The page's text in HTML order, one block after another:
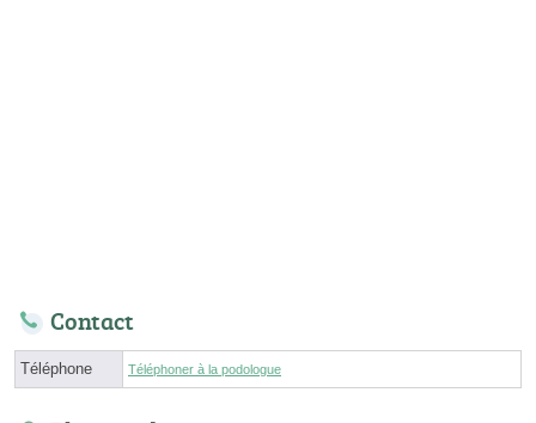
Contact
Téléphone Téléphoner à la podologue